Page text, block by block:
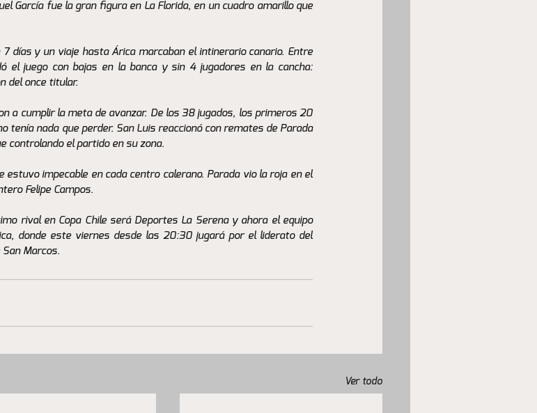
García fue la gran figura en La Florida, en un cuadro amarillo que
días y un viaje hasta Árica marcaban el intinerario canario. Entre
el juego con bajas en la banca y sin 4 jugadores en la cancha:
del once titular.
a cumplir la meta de avanzar. De los 38 jugados, los primeros 20
tenía nada que perder. San Luis reaccionó con remates de Parada
controlando el partido en su zona.
estuvo impecable en cada centro calerano. Parada vio la roja en el
Felipe Campos.
rival en Copa Chile será Deportes La Serena y ahora el equipo
donde este viernes desde las 20:30 jugará por el liderato del
Marcos.
Ver todo